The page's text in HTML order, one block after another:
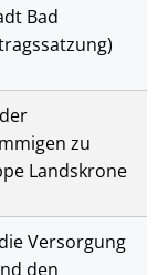
Bad
zu
Landskrone
Versorgung
den